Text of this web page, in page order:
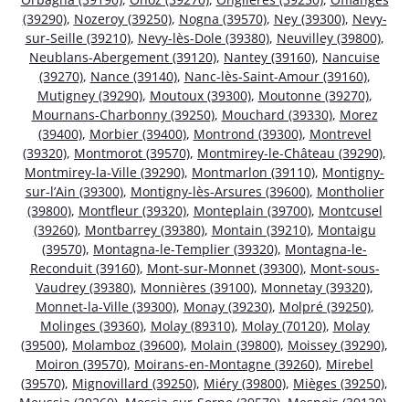
(39290), Nozeroy (39250), Nogna (39570), Ney (39300), Nevy-
sur-Seille (39210), Nevy-lès-Dole (39380), Neuvilley (39800),
Neublans-Abergement (39120), Nantey (39160), Nancuise
(39270), Nance (39140), Nanc-lès-Saint-Amour (39160),
Mutigney (39290), Moutoux (39300), Moutonne (39270),
Mournans-Charbonny (39250), Mouchard (39330), Morez
(39400), Morbier (39400), Montrond (39300), Montrevel
(39320), Montmorot (39570), Montmirey-le-Château (39290),
Montmirey-la-Ville (39290), Montmarlon (39110), Montigny-
sur-l’Ain (39300), Montigny-lès-Arsures (39600), Montholier
(39800), Montfleur (39320), Monteplain (39700), Montcusel
(39260), Montbarrey (39380), Montain (39210), Montaigu
(39570), Montagna-le-Templier (39320), Montagna-le-
Reconduit (39160), Mont-sur-Monnet (39300), Mont-sous-
Vaudrey (39380), Monnières (39100), Monnetay (39320),
Monnet-la-Ville (39300), Monay (39230), Molpré (39250),
Molinges (39360), Molay (89310), Molay (70120), Molay
(39500), Molamboz (39600), Molain (39800), Moissey (39290),
Moiron (39570), Moirans-en-Montagne (39260), Mirebel
(39570), Mignovillard (39250), Miéry (39800), Mièges (39250),